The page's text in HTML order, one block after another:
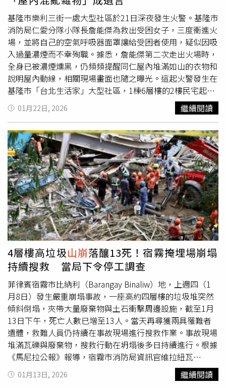
破壞，整體損失初估超過10億歐元。義大利政府已針對災區
發布緊急狀態，並先行撥款1億歐元作為緊急應變資金，並
承諾將推動後續修復與重建工程。西西里地方政府估計，島
內損失至少達7.4億歐元，金額恐持續攀升。
基隆市樂利三街一處大型社區於21日深夜發生火警。基隆市
消防局仁愛分隊小隊長詹能傑為救出受困女子，三度衝進火
場，並將自己的空氣呼吸器面罩讓給受困者使用，疑似因吸
入過量濃煙而不幸殉職。據悉，詹能傑第二次走出火場時，
全身已被濃煙燻黑，仍頻頻提醒同仁屋內堆滿如山的衣物和
說明屋內動線，相關現場畫面也隨之曝光。這起火警發生在
基隆市「台北生活家」大型社區，1棟6層樓的2樓民宅起
火，竄出濃煙，鄰近住戶紛紛爬地逃生。而2樓女屋主雖成
功逃出，但其22歲女兒仍受困屋內。詹能傑第三次進入火場
後，終於找到受困女子，並毅然將自己的空氣呼吸器面罩脫
下給她使用，自己卻因此吸入大量一氧化碳，送醫後宣告不
治；該名受困女子被救出時，也已不幸身亡。事實上，詹能
傑第二次從火場撤出時，全身已被濃煙燻黑、流大汗，但仍
詳細向消防弟兄說明屋內狀況。他表示，屋內床鋪很高，四
周堆滿衣物、雜物，稍一碰觸就會「山崩」倒下，並耐心解
說屋內動線配置，包括「二樓門後有雜物，進門後右轉再直
走，接著往左約三步，再直走約四步會有一道門」，提醒同
仁務必特別小心，希望這些細節能協助後續救災行動。凌晨
1時許，詹能傑更換新的空氣瓶後第三度進入火場，並在發
現受困女子後將自己的面罩讓出。然而，由於起火點屋內堆
滿大量雜物，嚴重影響救援行動，直到凌晨2時許，詹能傑
才被尋獲並送醫急救，最終仍未能甦醒。基隆市消防局表
示，這場火警造成2死、1名消防員遭電擊受傷；另有3人預
防性送醫觀察，起火點待進一步調查釐清。仁愛分隊小隊長
詹能傑三度進入火場救人，因吸入大量濃煙不幸殉職。（圖
／翻攝畫面）仁愛分隊小隊長詹能傑三度進入火場救人，因
吸入大量濃煙不幸殉職。（圖／翻攝畫面）仁愛分隊小隊長
詹能傑三度進入火場救人，因吸入大量濃煙不幸殉職。（圖
／翻攝畫面）
01月22日, 2026 繼續閱讀
4層樓高垃圾山崩落釀13死！宿霧掩埋場崩塌
持續搜救 當局下令停工調查
菲律賓宿霧市比納利（Barangay Binaliw）地，上週四（1
月8日）發生嚴重崩塌事故，一座高約四層樓的垃圾堆突然
傾斜倒塌，夾帶大量廢棄物與土石衝擊周邊設施，截至1月
13日下午，死亡人數已增至13人。當天再尋獲兩具罹難者
遺體，救難人員仍持續在事故現場進行搜救作業。事故現場
堆滿瓦礫與廢棄物，搜救行動在坍塌後多日持續進行。根據
《馬尼拉公報》報導，宿霧市消防局資訊官維拉紐瓦
（Wendell Villanueva）指出，當局仍在搜尋23名失聯人
員，這些人疑似被倒塌的建築物壓住，該建築物因1月8日堆
01月13日, 2026 繼續閱讀